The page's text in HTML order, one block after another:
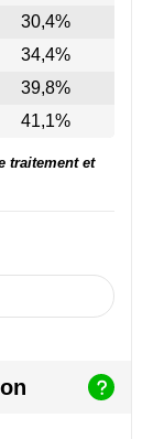
30,4%
34,4%
39,8%
41,1%
traitement et